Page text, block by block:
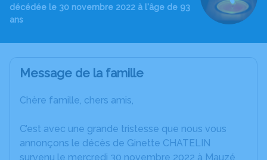
décédée le 30 novembre 2022 à l'âge de 93
ans
Message de la famille
Chère famille, chers amis,
C’est avec une grande tristesse que nous vous
annonçons le décès de Ginette CHATELIN
survenu le mercredi 30 novembre 2022 à Mauzé